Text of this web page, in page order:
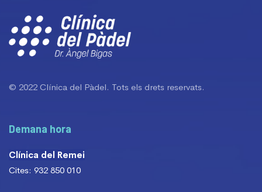
© 2022 Clínica del Pàdel. Tots els drets reservats.
Demana hora
Clínica del Remei
Cites: 932 850 010